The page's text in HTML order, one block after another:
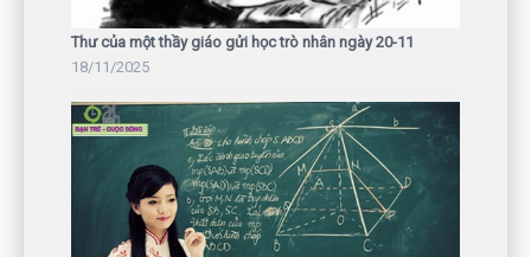
Thư của một thầy giáo gửi học trò nhân ngày 20-11
18/11/2025